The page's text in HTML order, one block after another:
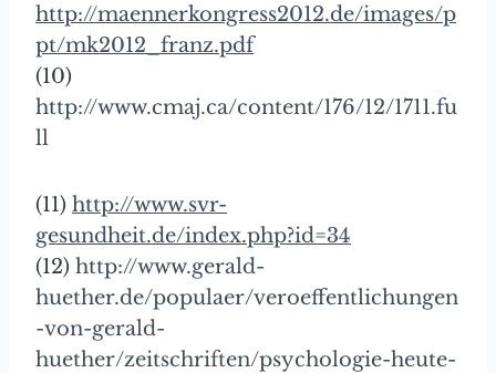
http://maennerkongress2012.de/images/p
pt/mk2012_franz.pdf
(10)
http://www.cmaj.ca/content/176/12/1711.fu
ll
(11) http://www.svr-
gesundheit.de/index.php?id=34
(12) http://www.gerald-
huether.de/populaer/veroeffentlichungen
-von-gerald-
huether/zeitschriften/psychologie-heute-